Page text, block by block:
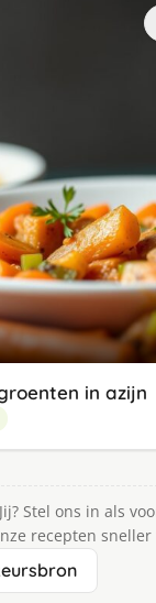
in azijn
Stel ons in als
recepten sneller